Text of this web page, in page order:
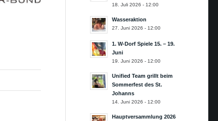
18. Juli 2026 - 12:00
Wasseraktion
27. Juni 2026 - 12:00
1. W-Dorf Spiele 15. – 19.
Juni
19. Juni 2026 - 12:00
Unified Team grillt beim
Sommerfest des St.
Johanns
14. Juni 2026 - 12:00
Hauptversammlung 2026